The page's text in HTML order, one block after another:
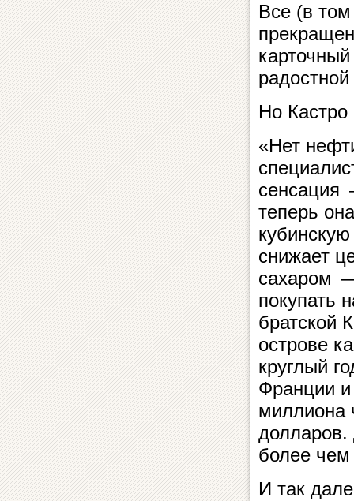
Все (в
Но
«Нет
сенсация
теперь
снижает
сахаром
покупать
братской
острове
круглый
Франции
миллиона
долларов.
более
И так